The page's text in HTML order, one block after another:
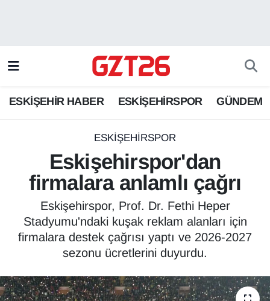
ESKİŞEHİR HABER ESKİŞEHİRSPOR GÜNDEM
ESKİŞEHİRSPOR
Eskişehirspor'dan
firmalara anlamlı çağrı
Eskişehirspor, Prof. Dr. Fethi Heper
Stadyumu'ndaki kuşak reklam alanları için
firmalara destek çağrısı yaptı ve 2026-2027
sezonu ücretlerini duyurdu.
ESKİŞEHİRSPOR
GÜNDEM
Odunpazarı Trafik Yoğunluk Haritası
Süper Lig Puan Durumu ve Fikstür
Tüm Manşetler
Son Dakika Haberleri
Haber Arşivi